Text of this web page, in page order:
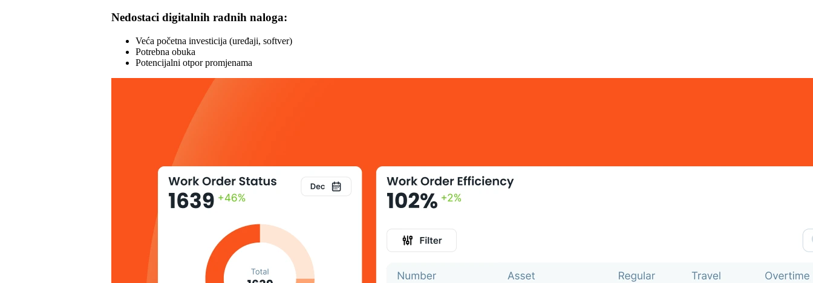
Nedostaci digitalnih radnih naloga:
Veća početna investicija (uređaji, softver)
Potrebna obuka
Potencijalni otpor promjenama